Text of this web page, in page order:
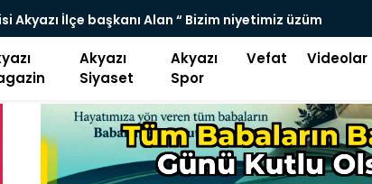
karayolu Ulaşıma kapatıldı
Akyazı
Siyaset
Akyazı
Spor
Vefat Videolar